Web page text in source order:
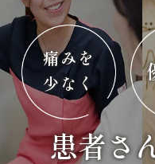
痛みを
少なく
患者さ